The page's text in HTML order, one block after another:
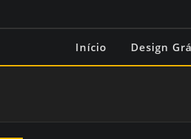
Início Design